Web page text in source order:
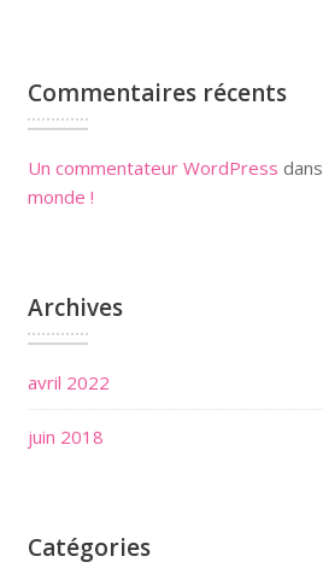
Commentaires récents
Un commentateur WordPress dans
monde !
Archives
avril 2022
juin 2018
Catégories